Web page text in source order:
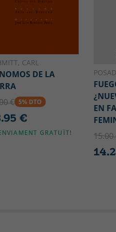
CARL
DE LA
€ 5% DTO
€
GRATUÏT!
EN
15.00